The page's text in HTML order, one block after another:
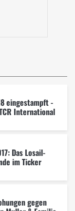
eingestampft -
International
Das Losail-
im Ticker
gegen